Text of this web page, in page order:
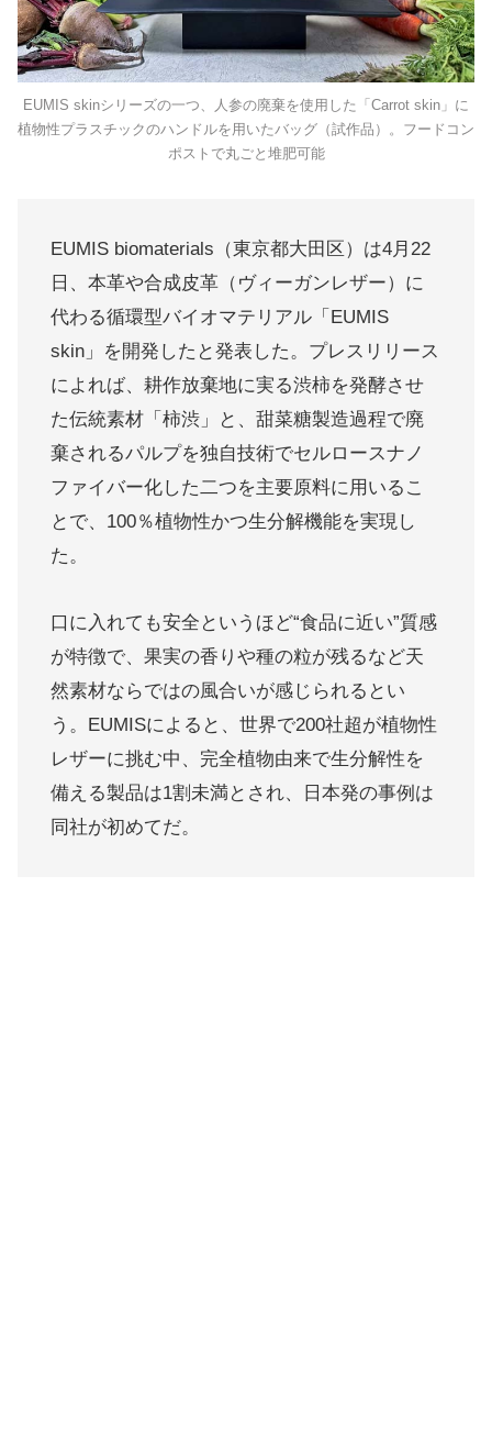
EUMIS skinシリーズの一つ、人参の廃棄を使用した「Carrot skin」に
植物性プラスチックのハンドルを用いたバッグ（試作品）。フードコン
ポストで丸ごと堆肥可能
EUMIS biomaterials（東京都大田区）は4月22
日、本革や合成皮革（ヴィーガンレザー）に
代わる循環型バイオマテリアル「EUMIS
skin」を開発したと発表した。プレスリリース
によれば、耕作放棄地に実る渋柿を発酵させ
た伝統素材「柿渋」と、甜菜糖製造過程で廃
棄されるパルプを独自技術でセルロースナノ
ファイバー化した二つを主要原料に用いるこ
とで、100％植物性かつ生分解機能を実現し
た。
口に入れても安全というほど“食品に近い”質感
が特徴で、果実の香りや種の粒が残るなど天
然素材ならではの風合いが感じられるとい
う。EUMISによると、世界で200社超が植物性
レザーに挑む中、完全植物由来で生分解性を
備える製品は1割未満とされ、日本発の事例は
同社が初めてだ。